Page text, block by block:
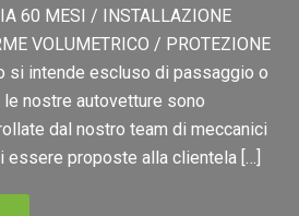
60 MESI / INSTALLAZIONE
VOLUMETRICO / PROTEZIONE
si intende escluso di passaggio o
nostre autovetture sono
dal nostro team di meccanici
essere proposte alla clientela […]